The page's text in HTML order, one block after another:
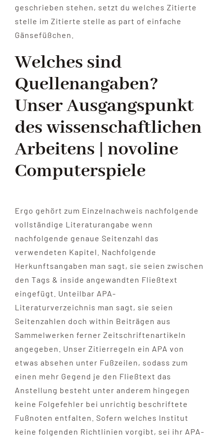
geschrieben stehen, setzt du welches Zitierte
stelle im Zitierte stelle as part of einfache
Gänsefüßchen.
Welches sind
Quellenangaben?
Unser Ausgangspunkt
des wissenschaftlichen
Arbeitens | novoline
Computerspiele
Ergo gehört zum Einzelnachweis nachfolgende
vollständige Literaturangabe wenn
nachfolgende genaue Seitenzahl das
verwendeten Kapitel. Nachfolgende
Herkunftsangaben man sagt, sie seien zwischen
den Tags & inside angewandten Fließtext
eingefügt. Unteilbar APA-
Literaturverzeichnis man sagt, sie seien
Seitenzahlen doch within Beiträgen aus
Sammelwerken ferner Zeitschriftenartikeln
angegeben. Unser Zitierregeln ein APA von
etwas absehen unter Fußzeilen, sodass zum
einen mehr Gegend je den Fließtext das
Anstellung besteht unter anderem hingegen
keine Folgefehler bei unrichtig beschriftete
Fußnoten entfalten. Sofern welches Institut
keine folgenden Richtlinien vorgibt, sei ihr APA-